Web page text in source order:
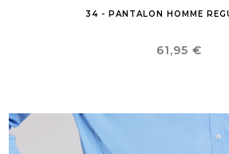
34 - PANTALON HOMME
Prix
61,95 €